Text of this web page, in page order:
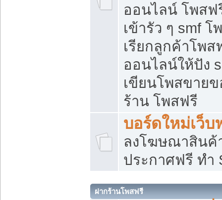
ออนไลน์ โพสฟ
เข้ารัว ๆ smf
เรียกลูกค้าโพส
ออนไลน์ให้ปัง
เขียนโพสขาย
ร้าน โพสฟรี
บอร์ดใหม่เว็บ
ลงโฆษณาสิน
ประกาศฟรี ทำ
ฝากร้านโพสฟรี